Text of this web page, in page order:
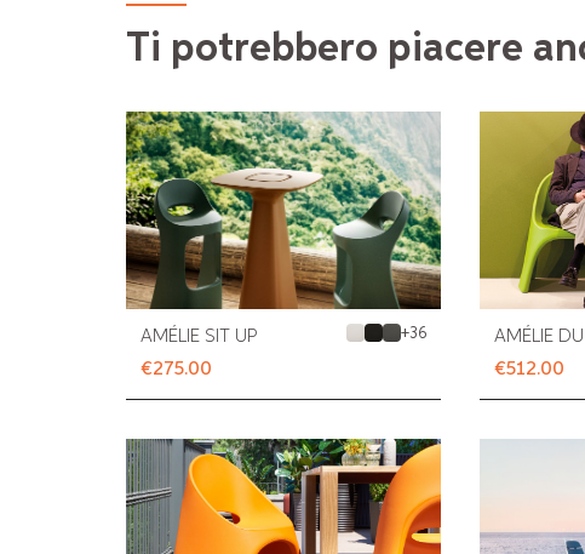
Ti potrebbero piacere
AMÉLIE SIT UP
€275.00
+36 AMÉLIE
€512.00